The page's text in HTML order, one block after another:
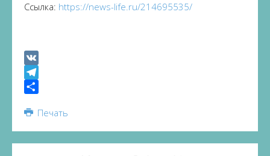
Ссылка: https://news-life.ru/214695535/
VK
Telegram
Печать